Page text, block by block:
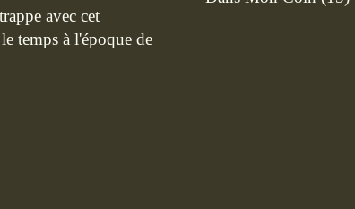
avec cet
temps à l'époque de